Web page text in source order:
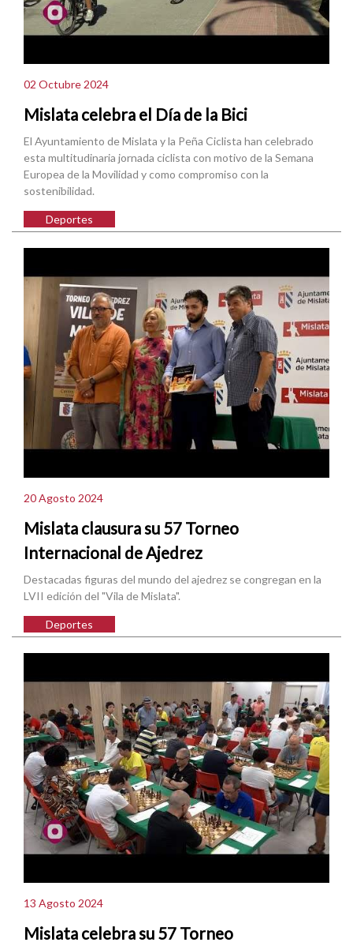
02 Octubre 2024
Mislata celebra el Día de la Bici
El Ayuntamiento de Mislata y la Peña Ciclista han celebrado
esta multitudinaria jornada ciclista con motivo de la Semana
Europea de la Movilidad y como compromiso con la
sostenibilidad.
Deportes
20 Agosto 2024
Mislata clausura su 57 Torneo
Internacional de Ajedrez
Destacadas figuras del mundo del ajedrez se congregan en la
LVII edición del "Vila de Mislata".
Deportes
13 Agosto 2024
Mislata celebra su 57 Torneo